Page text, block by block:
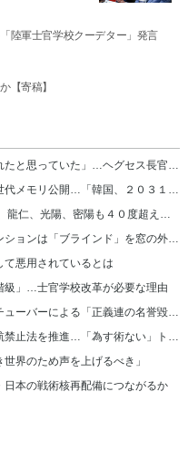
陸軍士官学校クーデター」発言
【寄稿】
トランプ大統領「ミサイル不足、解決されたと思っていた」…ヘグセス長官を厳しく叱責
サムスン電子とハイニックス、米国で次世代メモリ公開…「韓国、２０３１年まで首位」
ソウル４０.２度、酷暑の「立秋」…河南、龍仁、光陽、密陽も４０度超え＝韓国
猛暑でもエアコンなしで２８度…このマンションは「ブラインド」を窓の外に設置＝韓国
て悪用されているとは
級」…士官学校改革が必要な理由
韓国裁判所、「慰安婦を侮辱」したユーチューバーによる「正義連の名誉毀損」認める
イラン、ホルムズ海峡での米国船舶の通航禁止法を推進…「為す術ない」トランプ大統領
界のため声を上げるべき」
日本の戦術核再配備につながるか